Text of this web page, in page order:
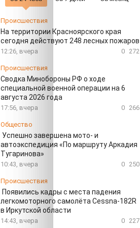
Происшествия
На территории Красноярского края
сегодня действуют 248 лесных пожаров
12:26, вчера 0 272
Происшествия
Сводка Минобороны РФ о ходе
специальной военной операции на 6
августа 2026 года
17:56, вчера 0 266
Общество
Успешно завершена мото- и
автоэкспедиция «По маршруту Аркадия
Тугаринова»
10:43, вчера 0 250
Происшествия
Появились кадры с места падения
легкомоторного самолёта Cessna-182R
в Иркутской области
14:43, вчера 0 227